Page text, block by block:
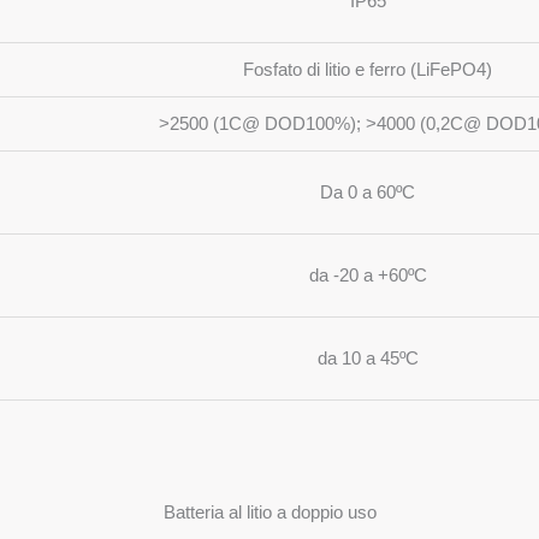
Fosfato di litio e ferro (LiFePO4)
>2500 (1C@ DOD100%); >4000 (0,2C@
Da 0 a 60ºC
da -20 a +60ºC
da 10 a 45ºC
Batteria al litio a doppio uso